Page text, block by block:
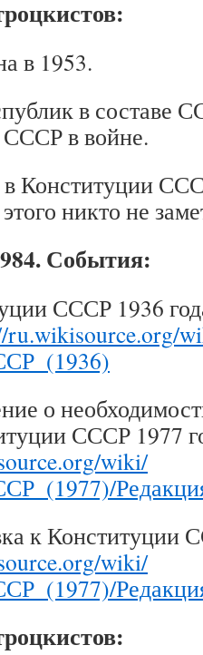
в 1953.
в составе
в войне.
Конституции
никто не
События:
СССР 1936
ru.wikisource.org/
о
СССР 1977
wiki/
к Конституции
wiki/